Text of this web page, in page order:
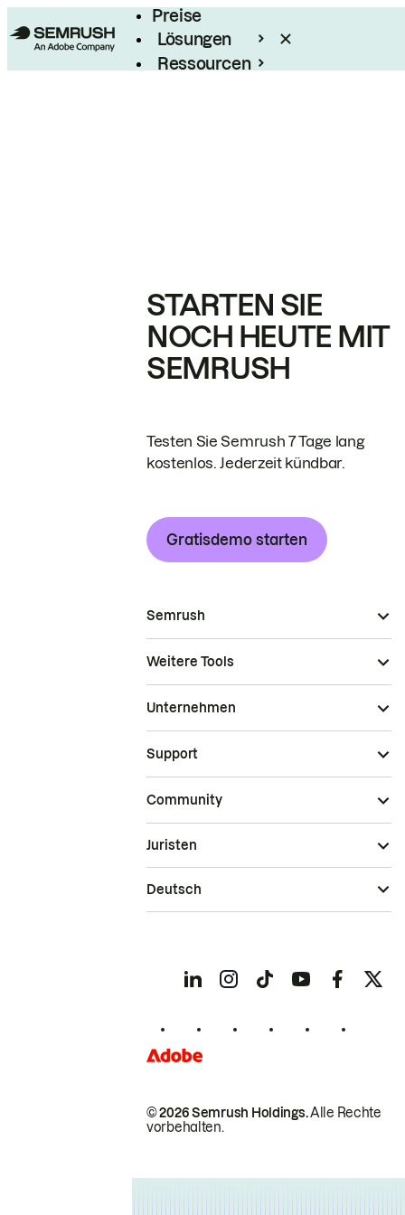
Preise
Lösungen
Ressourcen
STARTEN SIE
NOCH HEUTE MIT
SEMRUSH
Testen Sie Semrush 7 Tage lang
kostenlos. Jederzeit kündbar.
Gratisdemo starten
Semrush
Weitere Tools
Unternehmen
Support
Community
© 2026 Semrush Holdings.Alle Rechte
vorbehalten.
Juristen
Deutsch